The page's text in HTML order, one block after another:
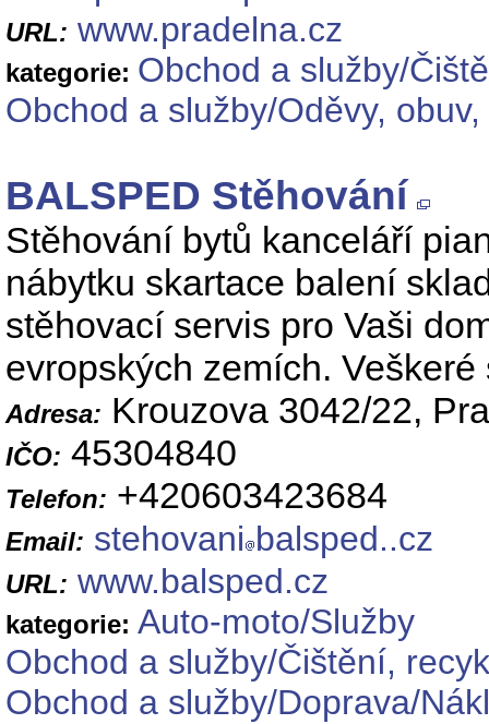
URL: www.pradelna.cz
kategorie: Obchod a služby/
Obchod a služby/Oděvy,
BALSPED Stěhování
Stěhování bytů kanceláří
nábytku skartace balení
stěhovací servis pro Vaši
evropských zemích.
Adresa: Krouzova 3042/22,
IČO: 45304840
Telefon: +420603423684
Email: stehovani balsped..cz
URL: www.balsped.cz
kategorie: Auto-moto/Služby
Obchod a služby/Čištění,
Obchod a služby/Doprava/